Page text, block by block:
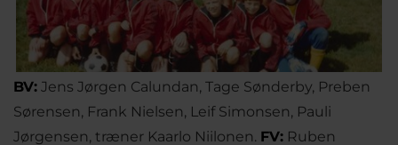
BV: Jens Jørgen Calundan, Tage Sønderby, Preben
Sørensen, Frank Nielsen, Leif Simonsen, Pauli
Jørgensen, træner Kaarlo Niilonen. FV: Ruben